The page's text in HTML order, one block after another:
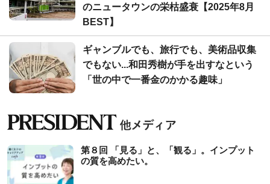
のニュータウンの栄枯盛衰【2025年8月
BEST】
ギャンブルでも、旅行でも、美術品収集
でもない...和田秀樹が手を出すなという
「世の中で一番金のかかる趣味」
第８回 「見る」と、「観る」。インプット
の質を高めたい。